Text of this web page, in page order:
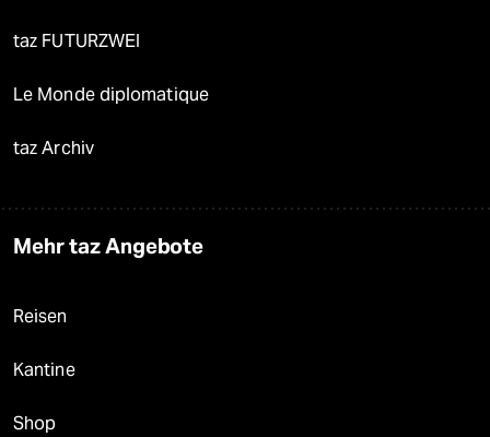
taz FUTURZWEI
Le Monde diplomatique
taz Archiv
Mehr taz Angebote
Reisen
Kantine
Shop